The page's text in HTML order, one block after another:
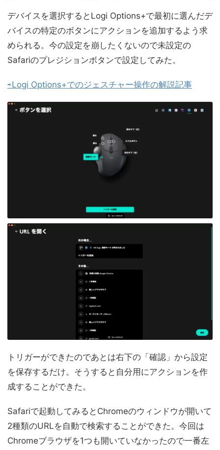
デバイスを選択するとLogi Options+で最初に選んだデ
バイスの特定のボタンにアクションを追加するよう求
められる。今の設定を崩したくないので未設定の
Safariのプレジションボタンで設定してみた。
⇨Logi Options+でのジェスチャー操作の解説記事
トリガーができたのであとは右下の「確認」から設定
を保存するだけ。そうすると自分用にアクションを作
成することができた。
Safariで起動してみるとChromeのウィンドウが開いて
2種類のURLを自動で検索することができた。今回は
Chromeブラウザを1つも開いていなかったので一番左